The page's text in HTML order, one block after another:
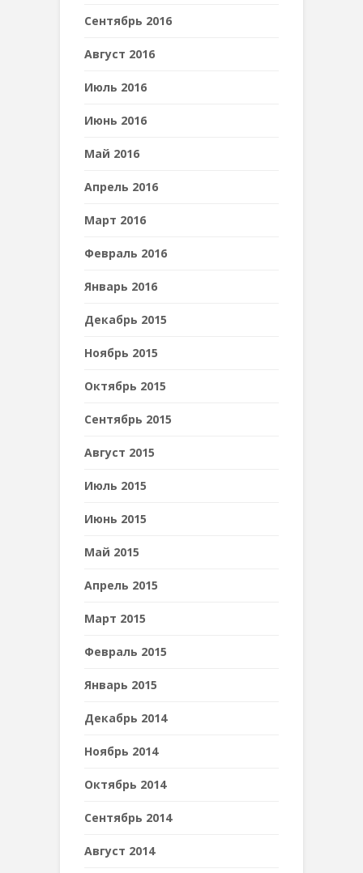
Сентябрь 2016
Август 2016
Июль 2016
Июнь 2016
Май 2016
Апрель 2016
Март 2016
Февраль 2016
Январь 2016
Декабрь 2015
Ноябрь 2015
Октябрь 2015
Сентябрь 2015
Август 2015
Июль 2015
Июнь 2015
Май 2015
Апрель 2015
Март 2015
Февраль 2015
Январь 2015
Декабрь 2014
Ноябрь 2014
Октябрь 2014
Сентябрь 2014
Август 2014